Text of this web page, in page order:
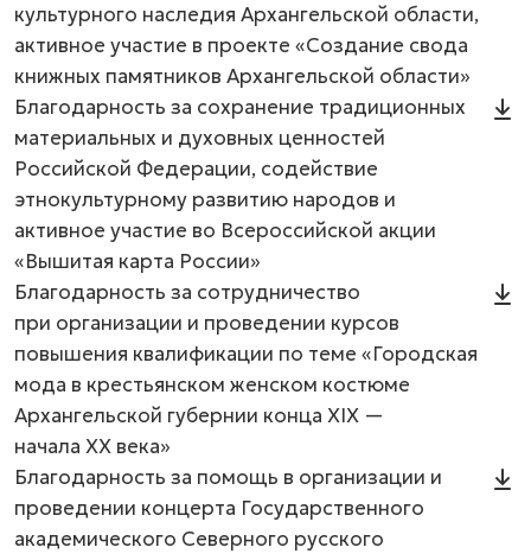
культурного наследия Архангельской области,
активное участие в проекте «Создание свода
книжных памятников Архангельской области»
Благодарность за сохранение традиционных
материальных и духовных ценностей
Российской Федерации, содействие
этнокультурному развитию народов и
активное участие во Всероссийской акции
«Вышитая карта России»
Благодарность за сотрудничество
при организации и проведении курсов
повышения квалификации по теме «Городская
мода в крестьянском женском костюме
Архангельской губернии конца XIX —
начала XX века»
Благодарность за помощь в организации и
проведении концерта Государственного
академического Северного русского